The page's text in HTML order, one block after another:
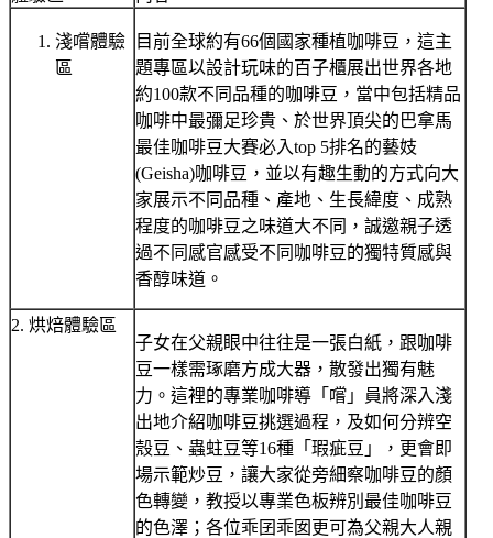
淺嚐體驗
區
目前全球約有66個國家種植咖啡豆，這主
題專區以設計玩味的百子櫃展出世界各地
約100款不同品種的咖啡豆，當中包括精品
咖啡中最彌足珍貴、於世界頂尖的巴拿馬
最佳咖啡豆大賽必入top 5排名的藝妓
(Geisha)咖啡豆，並以有趣生動的方式向大
家展示不同品種、產地、生長緯度、成熟
程度的咖啡豆之味道大不同，誠邀親子透
過不同感官感受不同咖啡豆的獨特質感與
香醇味道。
2. 烘焙體驗區
子女在父親眼中往往是一張白紙，跟咖啡
豆一樣需琢磨方成大器，散發出獨有魅
力。這裡的專業咖啡導「嚐」員將深入淺
出地介紹咖啡豆挑選過程，及如何分辨空
殼豆、蟲蛀豆等16種「瑕疵豆」，更會即
場示範炒豆，讓大家從旁細察咖啡豆的顏
色轉變，教授以專業色板辨別最佳咖啡豆
的色澤；各位乖囝乖囡更可為父親大人親